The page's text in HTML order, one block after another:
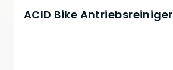
ACID Bike Antriebsreiniger